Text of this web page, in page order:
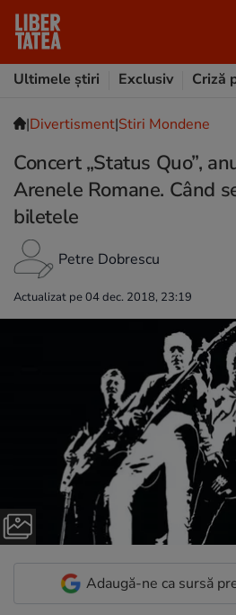
Ultimele știri
Exclusiv Criză
|Divertisment|Stiri Mondene
Concert „Status Quo”,
Arenele Romane. Când
biletele
Petre Dobrescu
Actualizat pe 04 dec. 2018, 23:19
Adaugă-ne ca sursă